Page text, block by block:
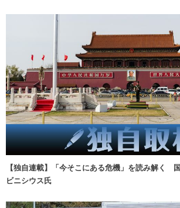
【独自連載】「今そこにある危機」を読み解く
ビニシウス氏